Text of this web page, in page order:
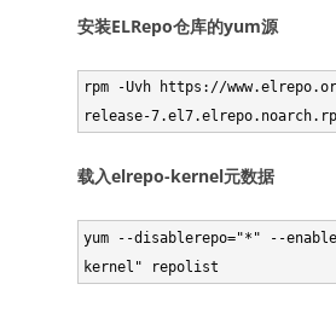
安装ELRepo仓库的yum源
rpm -Uvh https://
载入elrepo-kernel元数据
yum --disablerepo="*" --